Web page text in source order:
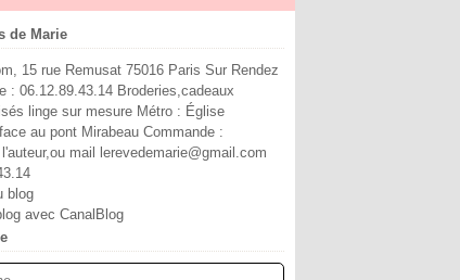
de Marie
15 rue Remusat 75016 Paris Sur Rendez
: 06.12.89.43.14 Broderies,cadeaux
linge sur mesure Métro : Église
au pont Mirabeau Commande :
mail lerevedemarie@gmail.com
blog
avec CanalBlog